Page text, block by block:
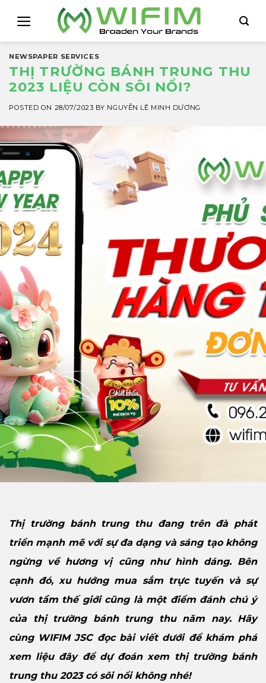
content
NEWSPAPER SERVICES
THỊ TRƯỜNG BÁNH TRUNG THU
2023 LIỆU CÒN SÔI NỔI?
POSTED ON 28/07/2023 BY NGUYỄN LÊ MINH DƯƠNG
Thị trường bánh trung thu đang trên đà phát
triển mạnh mẽ với sự đa dạng và sáng tạo không
ngừng về hương vị cũng như hình dáng. Bên
cạnh đó, xu hướng mua sắm trực tuyến và sự
vươn tầm thế giới cũng là một điểm đánh chú ý
của thị trường bánh trung thu năm nay. Hãy
cùng WIFIM JSC đọc bài viết dưới để khám phá
xem liệu đây để dự đoán xem thị trường bánh
trung thu 2023 có sôi nổi không nhé!